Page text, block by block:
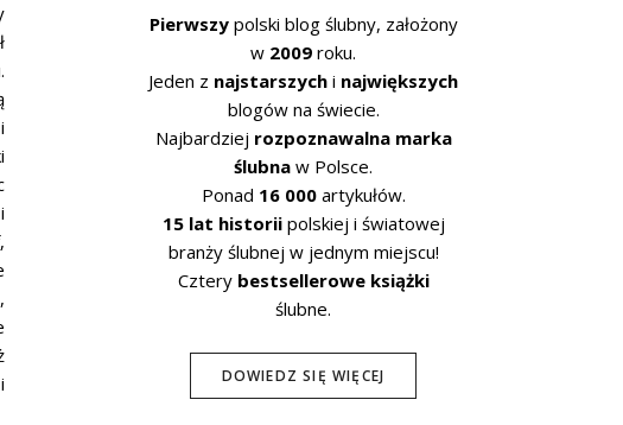
,
Pierwszypolski blog ślubny, założony
w 2009 roku.
Jeden z najstarszych i największych
blogów na świecie.
Najbardziej rozpoznawalna marka
ślubna w Polsce.
Ponad 16 000artykułów.
15 lat historiipolskiej i światowej
branży ślubnej w jednym miejscu!
Cztery bestsellerowe książki
ślubne.
DOWIEDZ SIĘ WIĘCEJ